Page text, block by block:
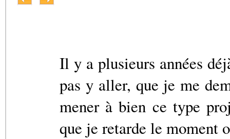
Il y a plusieurs années
pas y aller, que je me
mener à bien ce type
que je retarde le moment